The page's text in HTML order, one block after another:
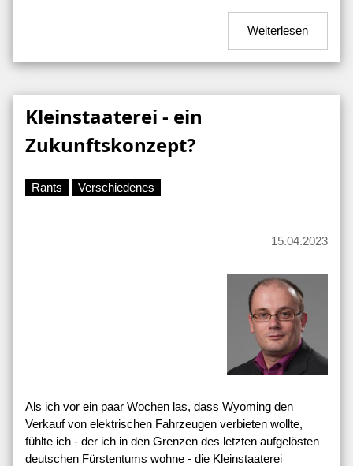
Weiterlesen
Kleinstaaterei - ein
Zukunftskonzept?
Rants Verschiedenes
15.04.2023
Als ich vor ein paar Wochen las, dass Wyoming den
Verkauf von elektrischen Fahrzeugen verbieten wollte,
fühlte ich - der ich in den Grenzen des letzten aufgelösten
deutschen Fürstentums wohne - die Kleinstaaterei